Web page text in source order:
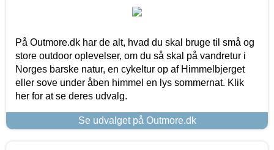
På Outmore.dk har de alt, hvad du skal bruge til små og
store outdoor oplevelser, om du så skal på vandretur i
Norges barske natur, en cykeltur op af Himmelbjerget
eller sove under åben himmel en lys sommernat. Klik
her for at se deres udvalg.
Se udvalget på Outmore.dk